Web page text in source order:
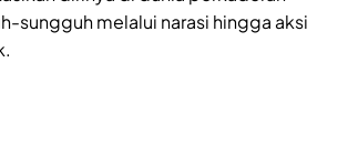
sungguh melalui narasi hingga aksi